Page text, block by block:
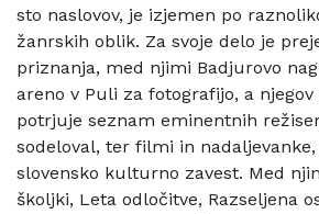
sto naslovov, je izjemen po
žanrskih oblik. Za svoje delo je
priznanja, med njimi Badjurovo
areno v Puli za fotografijo, a
potrjuje seznam eminentnih
sodeloval, ter filmi in
slovensko kulturno zavest. Med
školjki, Leta odločitve, Razseljena